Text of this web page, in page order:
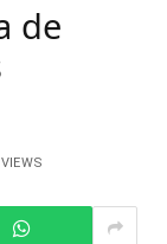
de
VIEWS